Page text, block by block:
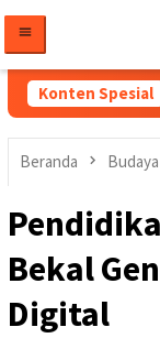
konten
Konten Spesial
Beranda
Bekal
Digital